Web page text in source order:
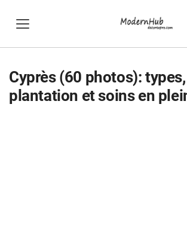
Cyprès (60 photos): types,
plantation et soins en